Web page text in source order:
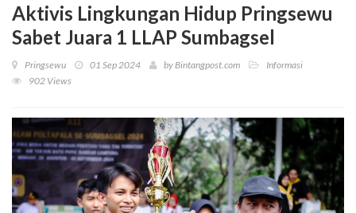
Aktivis Lingkungan Hidup Pringsewu
Sabet Juara 1 LLAP Sumbagsel
Pringsewu 01 Sep 2024 by Bintangpost.com
Informasi
902 Views